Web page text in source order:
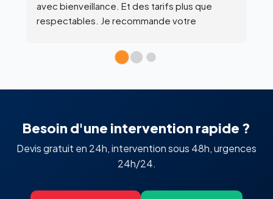
Besoin d'une intervention rapide ?
Devis gratuit en 24h, intervention sous 48h, urgences
24h/24.